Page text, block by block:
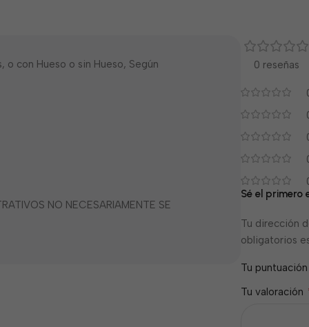
o con Hueso o sin Hueso, Según
NO NECESARIAMENTE SE
0 reseñas
Sé el primero
Tu dirección
obligatorios
Tu
Tu valoración